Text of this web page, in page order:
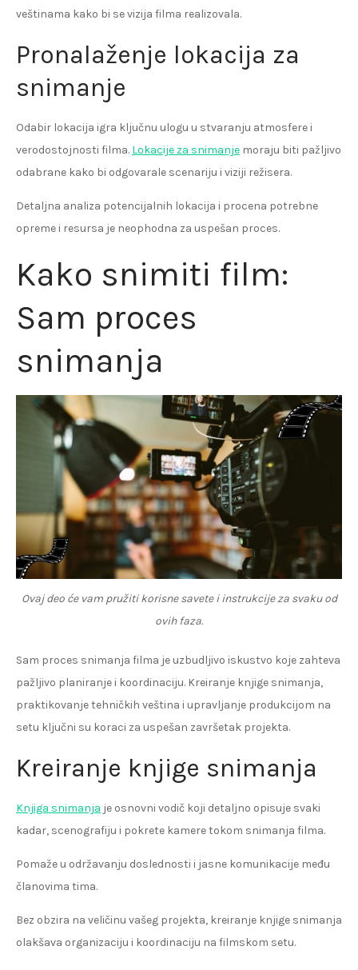
veštinama kako bi se vizija filma realizovala.
Pronalaženje lokacija za
snimanje
Odabir lokacija igra ključnu ulogu u stvaranju atmosfere i
verodostojnosti filma. Lokacije za snimanje moraju biti pažljivo
odabrane kako bi odgovarale scenariju i viziji režisera.
Detaljna analiza potencijalnih lokacija i procena potrebne
opreme i resursa je neophodna za uspešan proces.
Kako snimiti film:
Sam proces
snimanja
Ovaj deo će vam pružiti korisne savete i instrukcije za svaku od
ovih faza.
Sam proces snimanja filma je uzbudljivo iskustvo koje zahteva
pažljivo planiranje i koordinaciju. Kreiranje knjige snimanja,
praktikovanje tehničkih veština i upravljanje produkcijom na
setu ključni su koraci za uspešan završetak projekta.
Kreiranje knjige snimanja
Knjiga snimanja je osnovni vodič koji detaljno opisuje svaki
kadar, scenografiju i pokrete kamere tokom snimanja filma.
Pomaže u održavanju doslednosti i jasne komunikacije među
članovima tima.
Bez obzira na veličinu vašeg projekta, kreiranje knjige snimanja
olakšava organizaciju i koordinaciju na filmskom setu.